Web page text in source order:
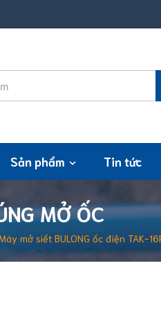
Sản phẩm Tin tức
MỞ ỐC
mở siết BULONG ốc điện TAK-